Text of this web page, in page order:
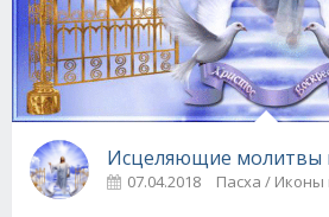
Исцеляющие молитвы
07.04.2018 Пасха /